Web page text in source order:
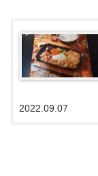
2022.09.07